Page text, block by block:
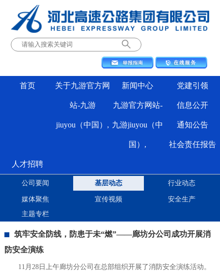
首页 关于九游官方网
站-九游
jiuyou（中国）,
新闻中心 党建引领
九游官方网站-
九游jiuyou（中
国）,
信息公开
通知公告
社会责任报告
人才招聘
公司要闻 基层动态 行业动态
媒体聚焦 宣传视频
安全生产
主题专栏
筑牢安全防线，防患于未“燃”——廊坊分公司成功开展消
防安全演练
11月28日上午廊坊分公司在总部组织开展了消防安全演练活动。